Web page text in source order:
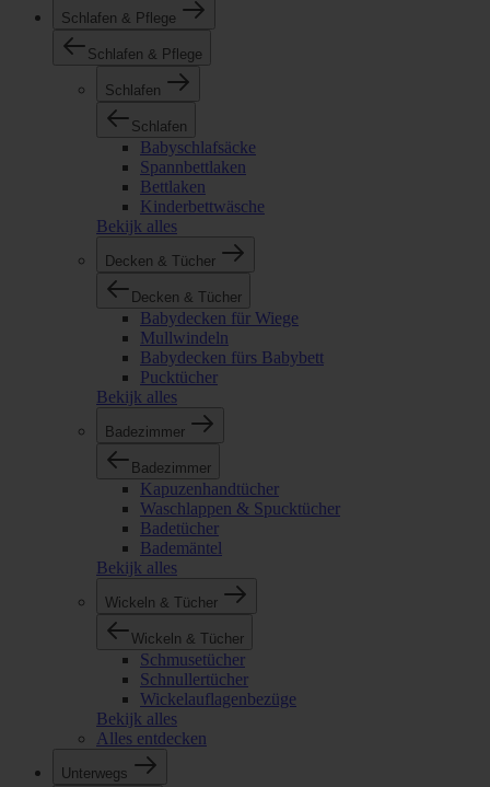
Schlafen & Pflege
Schlafen & Pflege
Schlafen
Schlafen
Babyschlafsäcke
Spannbettlaken
Bettlaken
Kinderbettwäsche
Bekijk alles
Decken & Tücher
Decken & Tücher
Babydecken für Wiege
Mullwindeln
Babydecken fürs Babybett
Pucktücher
Bekijk alles
Badezimmer
Badezimmer
Kapuzenhandtücher
Waschlappen & Spucktücher
Badetücher
Bademäntel
Bekijk alles
Wickeln & Tücher
Wickeln & Tücher
Schmusetücher
Schnullertücher
Wickelauflagenbezüge
Bekijk alles
Alles entdecken
Unterwegs